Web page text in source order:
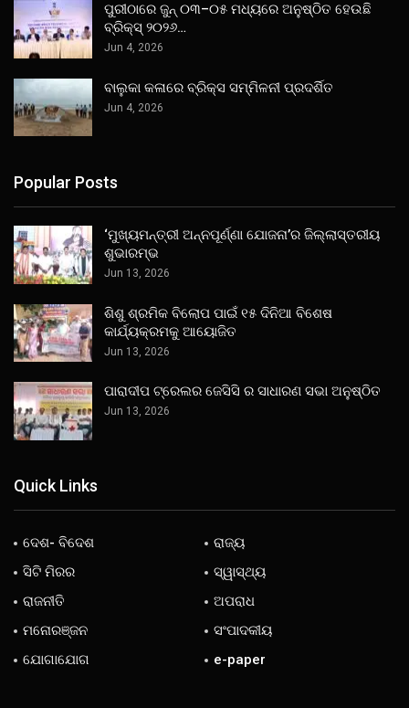
ପୁରୀଠାରେ ଜୁନ୍ ୦୩–୦୫ ମଧ୍ୟରେ ଅନୁଷ୍ଠିତ ହେଉଛି
ବ୍ରିକ୍ସ୍ ୨୦୨୬…
Jun 4, 2026
ବାଲୁକା କଳାରେ ବ୍ରିକ୍ସ ସମ୍ମିଳନୀ ପ୍ରଦର୍ଶିତ
Jun 4, 2026
Popular Posts
‘ମୁଖ୍ୟମନ୍ତ୍ରୀ ଅନ୍ନପୂର୍ଣ୍ଣା ଯୋଜନା’ର ଜିଲ୍ଲାସ୍ତରୀୟ
ଶୁଭାରମ୍ଭ
Jun 13, 2026
ଶିଶୁ ଶ୍ରମିକ ବିଲୋପ ପାଇଁ ୧୫ ଦିନିଆ ବିଶେଷ
କାର୍ଯ୍ୟକ୍ରମକୁ ଆୟୋଜିତ
Jun 13, 2026
ପାରାଦୀପ ଟ୍ରେଲର ଜେସିସି ର ସାଧାରଣ ସଭା ଅନୁଷ୍ଠିତ
Jun 13, 2026
Quick Links
ଦେଶ- ବିଦେଶ
ରାଜ୍ୟ
ସିଟି ମିରର
ସ୍ୱାସ୍ଥ୍ୟ
ରାଜନୀତି
ଅପରାଧ
ମନୋରଞ୍ଜନ
ସଂପାଦକୀୟ
ଯୋଗାଯୋଗ
e-paper